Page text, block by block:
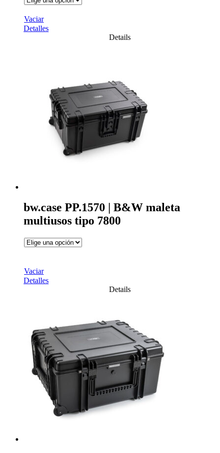
Vaciar
Detalles
Details
bw.case PP.1570 | B&W maleta
multiusos tipo 7800
Vaciar
Detalles
Details